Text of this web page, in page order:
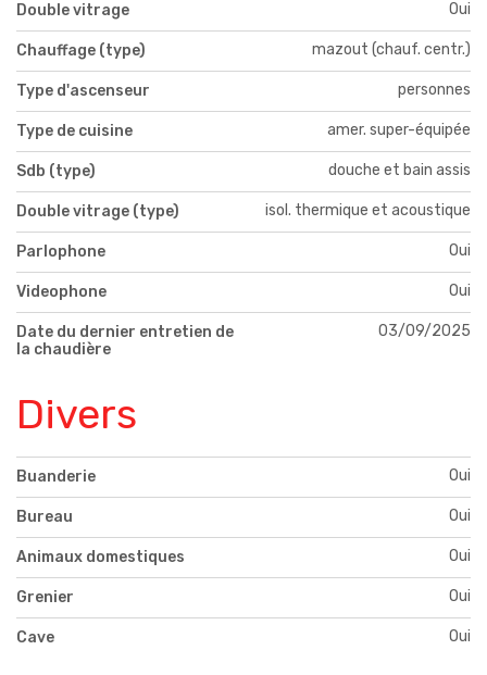
Double vitrage Oui
Chauffage (type) mazout (chauf. centr.)
Type d'ascenseur personnes
Type de cuisine amer. super-équipée
Sdb (type) douche et bain assis
Double vitrage (type) isol. thermique et acoustique
Parlophone Oui
Videophone Oui
Date du dernier entretien de
la chaudière
03/09/2025
Divers
Buanderie Oui
Bureau Oui
Animaux domestiques Oui
Grenier Oui
Cave Oui